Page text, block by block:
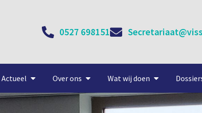
0527 698151
Actueel Over ons Wat wij doen